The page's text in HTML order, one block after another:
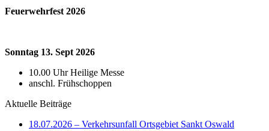
Feuerwehrfest 2026
Sonntag 13. Sept 2026
10.00 Uhr Heilige Messe
anschl. Frühschoppen
Aktuelle Beiträge
18.07.2026 – Verkehrsunfall Ortsgebiet Sankt Oswald